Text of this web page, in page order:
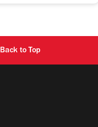
Back to Top